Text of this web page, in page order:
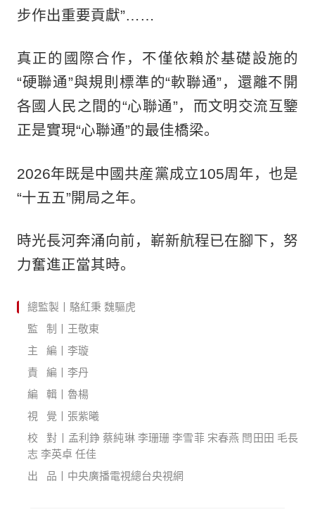
步作出重要貢獻”……
真正的國際合作，不僅依賴於基礎設施的
“硬聯通”與規則標準的“軟聯通”，還離不開
各國人民之間的“心聯通”，而文明交流互鑒
正是實現“心聯通”的最佳橋梁。
2026年既是中國共産黨成立105周年，也是
“十五五”開局之年。
時光長河奔涌向前，嶄新航程已在腳下，努
力奮進正當其時。
總監製丨駱紅秉 魏驅虎
監 制丨王敬東
主 編丨李璇
責 編丨李丹
編 輯丨魯楊
視 覺丨張紫曦
校 對丨孟利錚 蔡純琳 李珊珊 李雪菲 宋春燕 閆田田 毛長
志 李英卓 任佳
出 品丨中央廣播電視總台央視網